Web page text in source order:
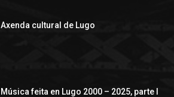
Axenda cultural de Lugo
Música feita en Lugo 2000 – 2025, parte I